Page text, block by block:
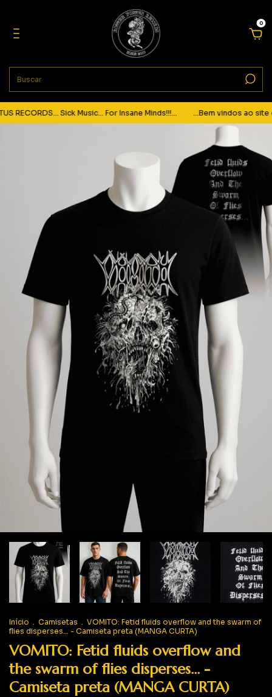
0
RECORDS... Sick Music... For Insane Minds!!!... ...Bem vindos ao site
Início . Camisetas . VOMITO: Fetid fluids overflow and the swarm of
flies disperses... - Camiseta preta (MANGA CURTA)
VOMITO: Fetid fluids overflow and
the swarm of flies disperses... -
Camiseta preta (MANGA CURTA)